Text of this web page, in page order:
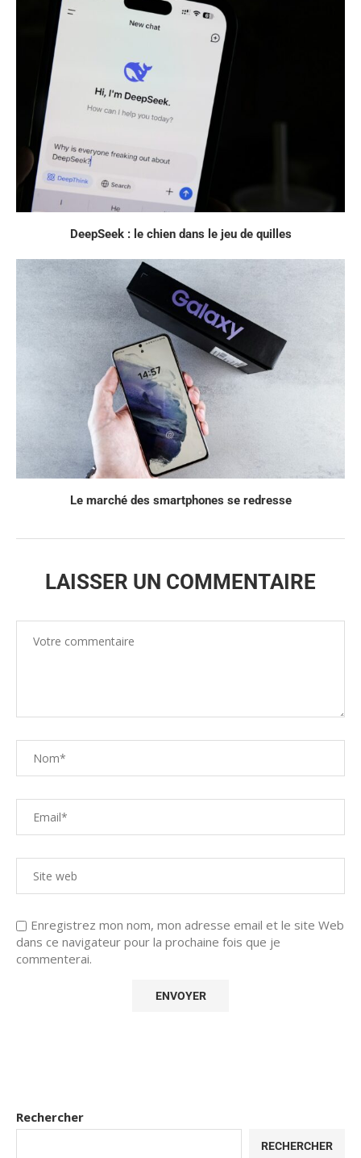
DeepSeek : le chien dans le jeu de quilles
Le marché des smartphones se redresse
LAISSER UN COMMENTAIRE
Enregistrez mon nom, mon adresse email et le site Web
dans ce navigateur pour la prochaine fois que je
commenterai.
Rechercher
RECHERCHER